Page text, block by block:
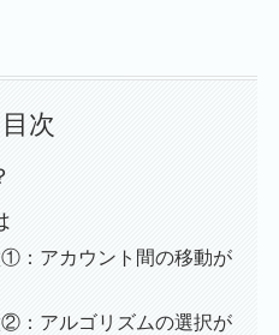
目次
：アカウント間の移動が
：アルゴリズムの選択が